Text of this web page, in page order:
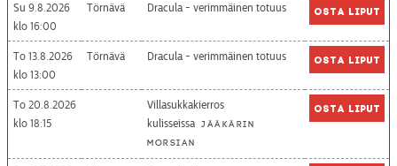
Su 9.8.2026
16:00
Törnävä Dracula - verimmäinen totuus Osta liput
To 13.8.2026
13:00
Törnävä Dracula - verimmäinen totuus Osta liput
To 20.8.2026
18:15
Villasukkakierros
kulisseissa Jääkärin
morsian
Osta liput